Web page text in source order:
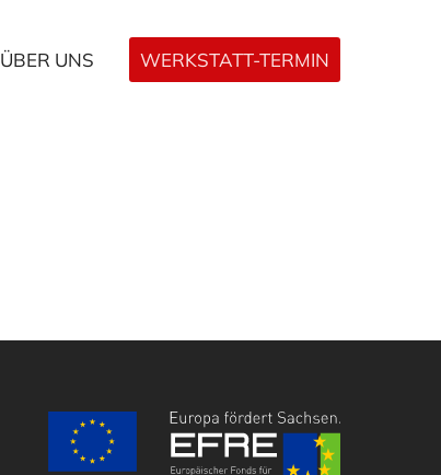
ÜBER UNS WERKSTATT-TERMIN